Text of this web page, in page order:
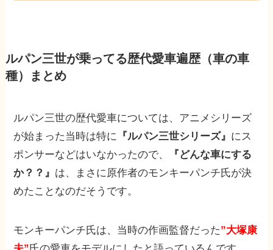
ルパン三世が乗ってる歴代愛車遍歴（車の車
種）まとめ
ルパン三世の歴代愛車については、アニメシリーズ
が始まった当時は特に
『ルパン三世シリーズ』 にス
ポンサーなどはいなかったので、
『どんな車にする
か？？』 は、まさに原作者のモンキーパンチ氏が決
めたことなのだそうです。
モンキーパンチ氏は、当時の作画監督だった”大塚康